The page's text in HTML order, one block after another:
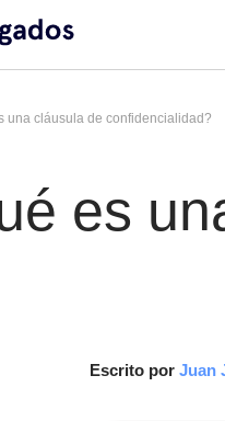
una cláusula de confidencialidad?
es
Escrito por Juan